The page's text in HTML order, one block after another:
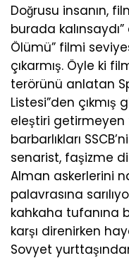
Doğrusu insanın,
burada
Ölümü” filmi
çıkarmış. Öyle ki
terörünü anlatan
Listesi”den
eleştiri
barbarlıkları
senarist, faşizme
Alman askerlerini
palavrasına
kahkaha tufanına
karşı direnirken
Sovyet